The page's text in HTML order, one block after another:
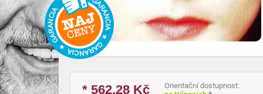
* 562.28 Kč
Orientační dostupnost: